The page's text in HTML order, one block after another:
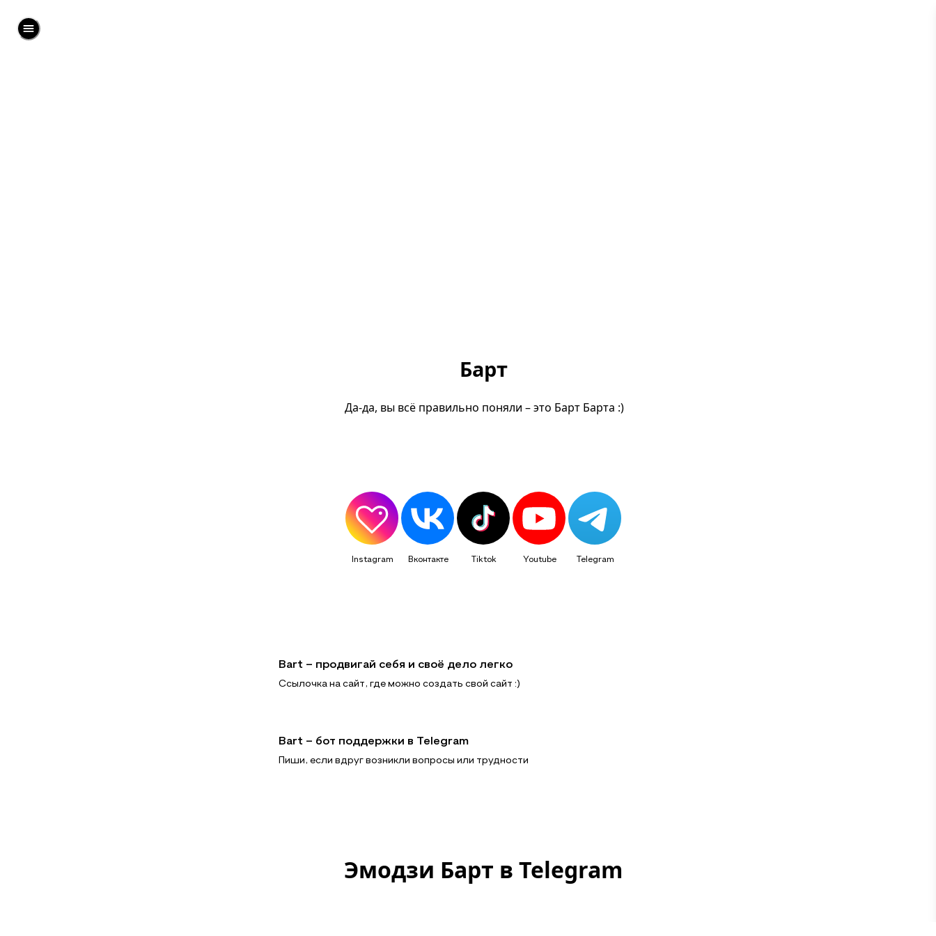
Барт
Да-да, вы всё правильно поняли – это Барт Барта :)
Instagram Вконтакте Tiktok Youtube Telegram
Bart – продвигай себя и своё дело легко
Ссылочка на сайт, где можно создать свой сайт :)
Bart – бот поддержки в Telegram
Пиши, если вдруг возникли вопросы или трудности
Эмодзи Барт в Telegram